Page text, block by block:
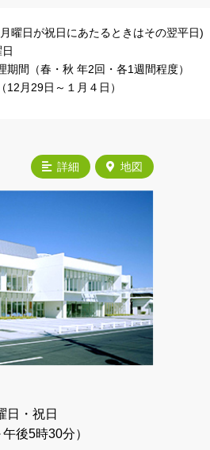
曜日が祝日にあたるときはその翌平日)
期間（春・秋 年2回・各1週間程度）
12月29日～１月４日）
詳細 地図
日・祝日
後5時30分）